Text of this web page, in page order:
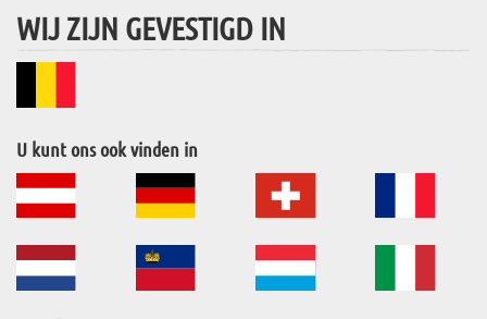
WIJ ZIJN GEVESTIGD IN
U kunt ons ook vinden in